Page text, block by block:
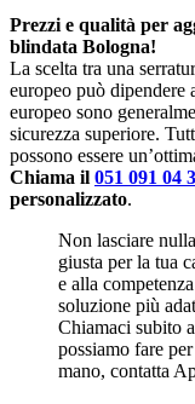
Prezzi e qualità per
blindata Bologna!
La scelta tra una
europeo può dipendere
europeo sono
sicurezza superiore.
possono essere
Chiama il 051 091 04
personalizzato.
Non lasciare
giusta per la tua
e alla
soluzione più
Chiamaci subito
possiamo fare
mano, contatta